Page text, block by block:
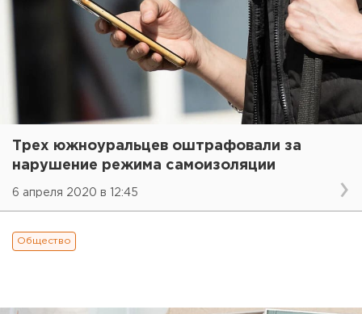
Трех южноуральцев оштрафовали за
нарушение режима самоизоляции
6 апреля 2020 в 12:45
Общество